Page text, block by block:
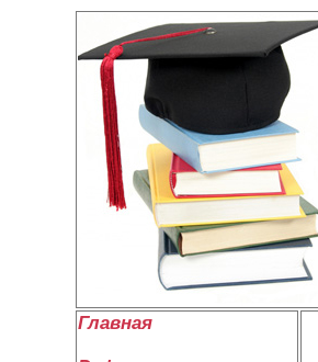
Главная